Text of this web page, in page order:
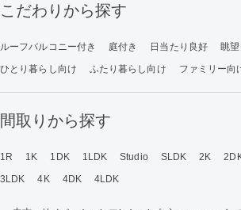
こだわりから探す
ルーフバルコニー付き 庭付き 日当たり良好 眺
ひとり暮らし向け
ふたり暮らし向け ファミリー向
間取りから探す
1R 1K 1DK 1LDK Studio SLDK 2K
3LDK
4K 4DK 4LDK